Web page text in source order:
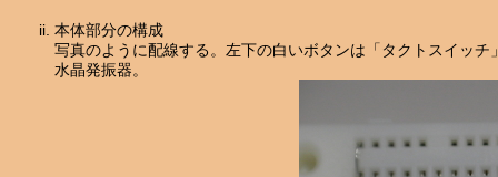
本体部分の構成
写真のように配線する。左下の白いボタンは「タクトスイッ
水晶発振器。